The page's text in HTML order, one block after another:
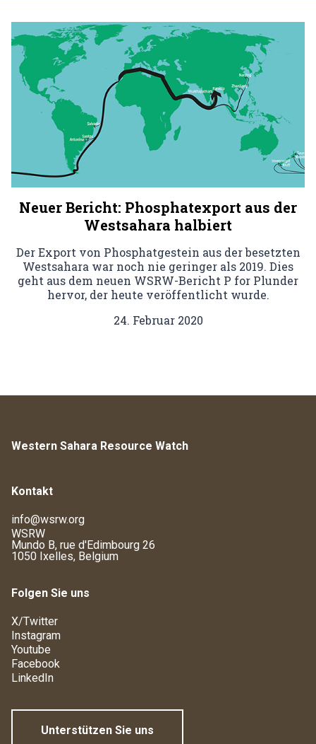
Neuer Bericht: Phosphatexport aus der
Westsahara halbiert
Der Export von Phosphatgestein aus der besetzten
Westsahara war noch nie geringer als 2019. Dies
geht aus dem neuen WSRW-Bericht P for Plunder
hervor, der heute veröffentlicht wurde.
24. Februar 2020
Western Sahara Resource Watch
Kontakt
info@wsrw.org
WSRW
Mundo B, rue d'Edimbourg 26
1050 Ixelles, Belgium
Folgen Sie uns
X/Twitter
Instagram
Youtube
Facebook
LinkedIn
Unterstützen Sie uns